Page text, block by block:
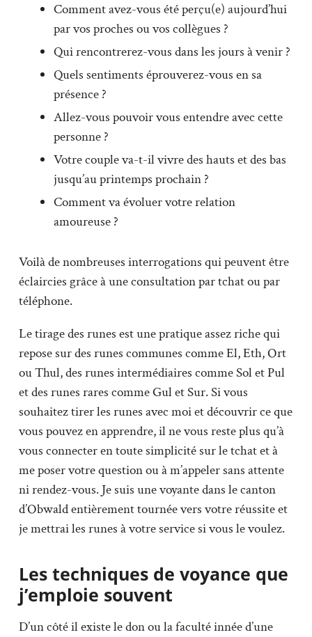
Comment avez-vous été perçu(e) aujourd’hui
par vos proches ou vos collègues ?
Qui rencontrerez-vous dans les jours à venir ?
Quels sentiments éprouverez-vous en sa
présence ?
Allez-vous pouvoir vous entendre avec cette
personne ?
Votre couple va-t-il vivre des hauts et des bas
jusqu’au printemps prochain ?
Comment va évoluer votre relation
amoureuse ?
Voilà de nombreuses interrogations qui peuvent être
éclaircies grâce à une consultation par tchat ou par
téléphone.
Le tirage des runes est une pratique assez riche qui
repose sur des runes communes comme El, Eth, Ort
ou Thul, des runes intermédiaires comme Sol et Pul
et des runes rares comme Gul et Sur. Si vous
souhaitez tirer les runes avec moi et découvrir ce que
vous pouvez en apprendre, il ne vous reste plus qu’à
vous connecter en toute simplicité sur le tchat et à
me poser votre question ou à m’appeler sans attente
ni rendez-vous. Je suis une voyante dans le canton
d’Obwald entièrement tournée vers votre réussite et
je mettrai les runes à votre service si vous le voulez.
Les techniques de voyance que
j’emploie souvent
D’un côté il existe le don ou la faculté innée d’une